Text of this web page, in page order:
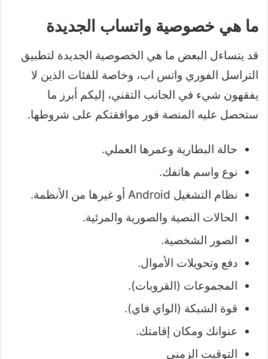
ما هي خصوصية واتساب الجديدة
قد يتساءل البعض ما هي الخصوصية الجديدة لتطبيق
التراسل الفوري واتس اب، وخاصة للفئات الذين لا
يفقهون شيء في الجانب التقني، إليكم أبرز ما
ستحصل عليه المنصة فور موافقتكم على شروطها.
حالة البطارية وعمرها العملي.
نوع واسم هاتفك.
نظام التشغيل Android أو غيرها من الأنظمة.
الحالات النصية والصورية والمرئية.
الصور الشخصية.
دفع وتحويلات الأموال.
المجموعات (القروبات).
قوة الشبكة (الواي فاي).
عنوانك ومكان إقامتك.
التوقيت الزمني